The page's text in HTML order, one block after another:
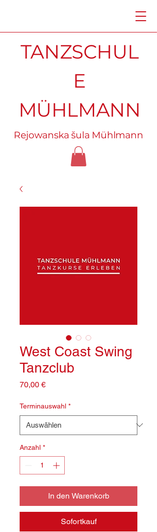
Rejowanska šula Mühlmann
TANZSCHUL
E
MÜHLMANN
West Coast Swing
Tanzclub
70,00 €Preis
Terminauswahl *
Anzahl *
In den Warenkorb
Sofortkauf